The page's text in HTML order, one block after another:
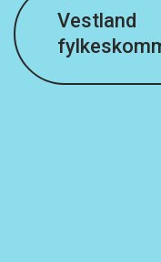
Vestland